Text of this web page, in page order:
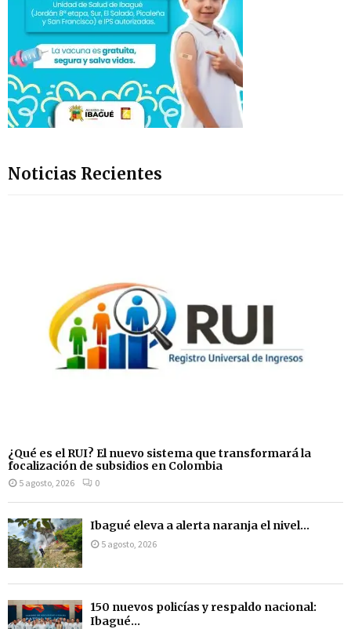
Noticias Recientes
¿Qué es el RUI? El nuevo sistema que transformará la
focalización de subsidios en Colombia
5 agosto, 2026 0
Ibagué eleva a alerta naranja el nivel...
5 agosto, 2026
150 nuevos policías y respaldo nacional:
Ibagué...